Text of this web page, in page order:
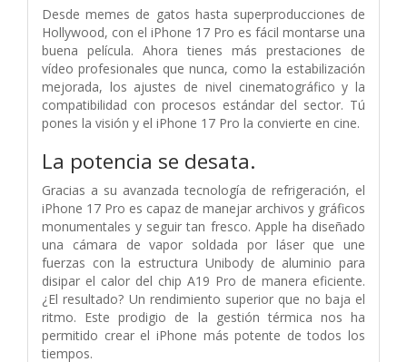
Desde memes de gatos hasta superproducciones de
Hollywood, con el iPhone 17 Pro es fácil montarse una
buena película. Ahora tienes más prestaciones de
vídeo profesionales que nunca, como la estabilización
mejorada, los ajustes de nivel cinematográfico y la
compatibilidad con procesos estándar del sector. Tú
pones la visión y el iPhone 17 Pro la convierte en cine.
La potencia se desata.
Gracias a su avanzada tecnología de refrigeración, el
iPhone 17 Pro es capaz de manejar archivos y gráficos
monumentales y seguir tan fresco. Apple ha diseñado
una cámara de vapor soldada por láser que une
fuerzas con la estructura Unibody de aluminio para
disipar el calor del chip A19 Pro de manera eficiente.
¿El resultado? Un rendimiento superior que no baja el
ritmo. Este prodigio de la gestión térmica nos ha
permitido crear el iPhone más potente de todos los
tiempos.